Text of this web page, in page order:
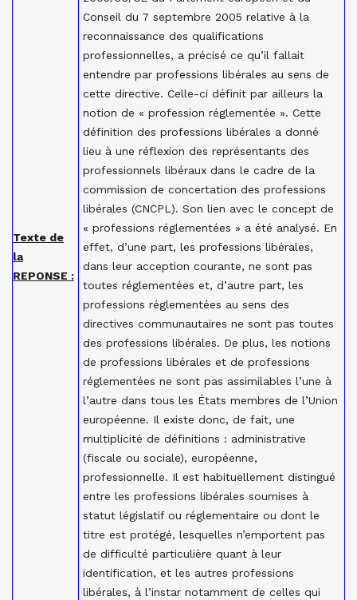
Texte de
la
REPONSE :
Conseil du 7 septembre 2005 relative à la
reconnaissance des qualifications
professionnelles, a précisé ce qu’il fallait
entendre par professions libérales au sens de
cette directive. Celle-ci définit par ailleurs la
notion de « profession réglementée ». Cette
définition des professions libérales a donné
lieu à une réflexion des représentants des
professionnels libéraux dans le cadre de la
commission de concertation des professions
libérales (CNCPL). Son lien avec le concept de
« professions réglementées » a été analysé. En
effet, d’une part, les professions libérales,
dans leur acception courante, ne sont pas
toutes réglementées et, d’autre part, les
professions réglementées au sens des
directives communautaires ne sont pas toutes
des professions libérales. De plus, les notions
de professions libérales et de professions
réglementées ne sont pas assimilables l’une à
l’autre dans tous les États membres de l’Union
européenne. Il existe donc, de fait, une
multiplicité de définitions : administrative
(fiscale ou sociale), européenne,
professionnelle. Il est habituellement distingué
entre les professions libérales soumises à
statut législatif ou réglementaire ou dont le
titre est protégé, lesquelles n’emportent pas
de difficulté particulière quant à leur
identification, et les autres professions
libérales, à l’instar notamment de celles qui